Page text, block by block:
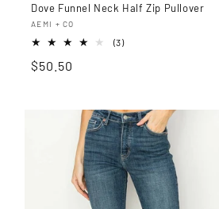
Dove Funnel Neck Half Zip Pullover
Proveedor:
AEMI + CO
(3)3
Precio
$50.50